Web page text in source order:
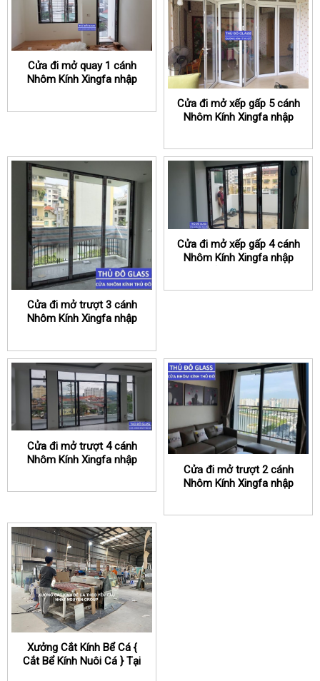
Cửa đi mở quay 1 cánh
Nhôm Kính Xingfa nhập
Cửa đi mở xếp gấp 5 cánh
Nhôm Kính Xingfa nhập
Cửa đi mở trượt 3 cánh
Nhôm Kính Xingfa nhập
Cửa đi mở xếp gấp 4 cánh
Nhôm Kính Xingfa nhập
Cửa đi mở trượt 4 cánh
Nhôm Kính Xingfa nhập
Cửa đi mở trượt 2 cánh
Nhôm Kính Xingfa nhập
Xưởng Cắt Kính Bể Cá {
Cắt Bể Kính Nuôi Cá } Tại